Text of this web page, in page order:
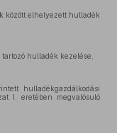
között elhelyezett hulladék
hulladék kezelése,
hulladékgazdálkodási
I. eretében megvalósuló